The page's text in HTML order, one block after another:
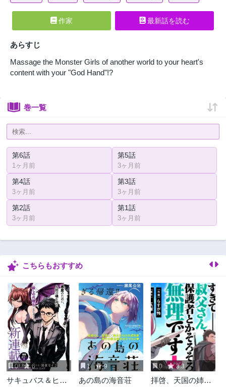
作家 最新話を読む
あらすじ
Massage the Monster Girls of another world to your heart's
content with your "God Hand"!?
巻一覧
第6話
1ヶ月前
第5話
3ヶ月前
第4話
3ヶ月前
第3話
3ヶ月前
第2話
3ヶ月前
第1話
3ヶ月前
こちらもおすすめ
0 6
サキュバス＆ヒッ
1 9
あの島の海音荘
0 3.3
拝啓、天国の姉さ